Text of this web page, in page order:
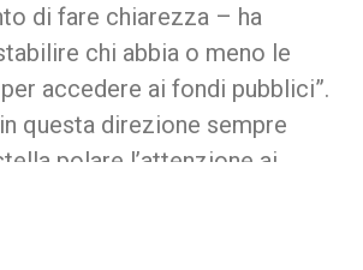
di fare chiarezza – ha
chi abbia o meno le
accedere ai fondi pubblici”.
questa direzione sempre
polare l’attenzione ai